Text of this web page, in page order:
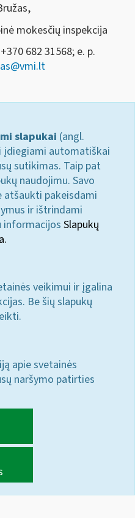
mokesčių inspekcija
682 31568; e. p.
slapukai (angl.
įdiegiami automatiškai
sutikimas. Taip pat
naudojimu. Savo
pakeisdami
ir ištrindami
informacijos Slapukų
veikimui ir įgalina
Be šių slapukų
apie svetainės
naršymo patirties